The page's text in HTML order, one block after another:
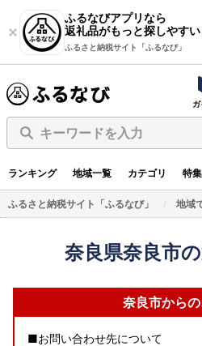
ふるなびアプリなら
返礼品がもっと探しやすい
ふるさと納税サイト「ふるなび」
ガ
キーワードを入力
ランキング 地域一覧 カテゴリ 特集
ふるさと納税サイト「ふるなび」 地域
奈良県奈良市
奈良市から
■お問い合わせ先について